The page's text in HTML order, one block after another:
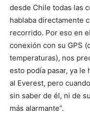
desde Chile todas las
hablaba directamente
recorrido. Por eso en
conexión con su GPS
temperaturas), nos
esto podía pasar, ya le
al Everest, pero
sin saber de él, ni de
más alarmante”.